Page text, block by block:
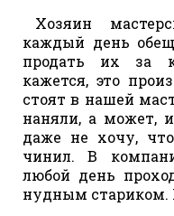
Хозяин
каждый день
продать их за
кажется, это
стоят в нашей
наняли, а может,
даже не хочу,
чинил. В
любой день
нудным стариком.